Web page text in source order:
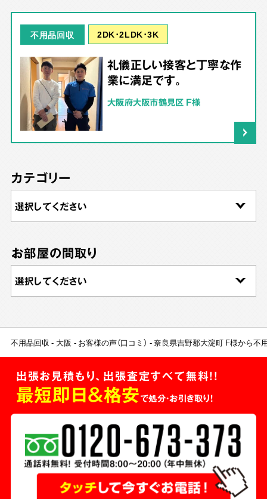
不用品回収 2DK･2LDK･3K
礼儀正しい接客と丁寧な作
業に満足です。
大阪府大阪市鶴見区 F様
カテゴリー
お部屋の間取り
不用品回収 大阪 お客様の声（口コミ） 奈良県吉野郡大淀町 F様から不
出張お見積もり、出張査定すべて無料!!
最短即日＆格安で処分・お引き取り！